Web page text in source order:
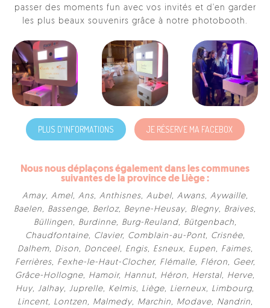
passer des moments fun avec vos invités et d'en garder
les plus beaux souvenirs grâce à notre photobooth.
PLUS D'INFORMATIONS JE RÉSERVE MA FACEBOX
Nous nous déplaçons également dans les communes
suivantes de la province de Liège :
Amay, Amel, Ans, Anthisnes, Aubel, Awans, Aywaille,
Baelen, Bassenge, Berloz, Beyne-Heusay, Blegny, Braives,
Büllingen, Burdinne, Burg-Reuland, Bütgenbach,
Chaudfontaine, Clavier, Comblain-au-Pont, Crisnée,
Dalhem, Dison, Donceel, Engis, Esneux, Eupen, Faimes,
Ferrières, Fexhe-le-Haut-Clocher, Flémalle, Fléron, Geer,
Grâce-Hollogne, Hamoir, Hannut, Héron, Herstal, Herve,
Huy, Jalhay, Juprelle, Kelmis, Liège, Lierneux, Limbourg,
Lincent, Lontzen, Malmedy, Marchin, Modave, Nandrin,